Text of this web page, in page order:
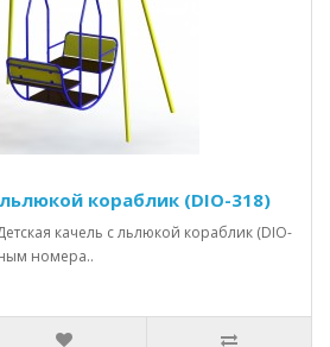
кораблик (DIO-318)
качель с льлюкой кораблик (DIO-
номера..